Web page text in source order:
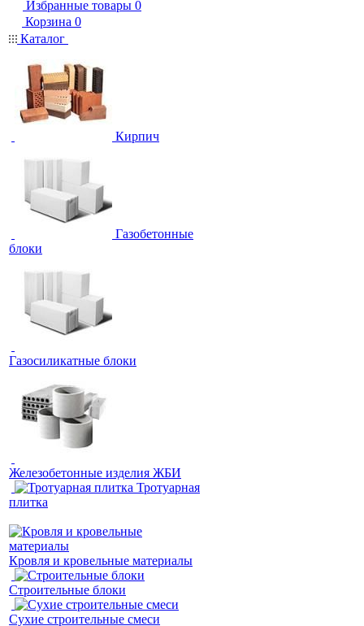
Избранные товары 0
Корзина 0
Каталог
Кирпич
Газобетонные
блоки
Газосиликатные блоки
Железобетонные изделия ЖБИ
Тротуарная
плитка
Кровля и кровельные материалы
Строительные блоки
Сухие строительные смеси